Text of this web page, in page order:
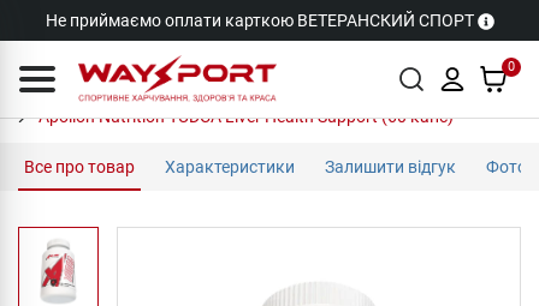
Не приймаємо оплати карткою ВЕТЕРАНСКИЙ СПОРТ
0
Apollon Nutrition TUDCA Liver Health Support (60 капс)
Все про товар Характеристики Залишити відгук Фото